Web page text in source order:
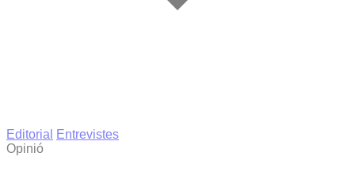
Editorial
Entrevistes
Opinió